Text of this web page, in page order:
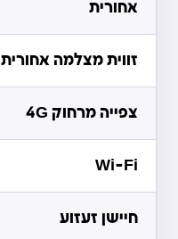
אחורית
זווית מצלמה אחורית
צפייה מרחוק 4G
Wi-Fi
חיישן זעזוע